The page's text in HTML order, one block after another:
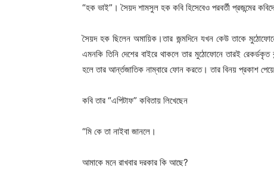
“হক ভাই”। সৈয়দ শামসুল হক কবি হিসেবেও পরবর্তী প্রজন্মের
সৈয়দ হক ছিলেন অমায়িক।তার জন্মদিনে যখন কেউ তাকে
এমনকি তিনি দেশের বাইরে থাকলে তার মুঠোফোনে তারই
হলে তার আর্ন্তজাতিক নাম্বারে ফোন করতে। তার বিনয় প্রকাশ
কবি তার “এপিটাফ” কবিতায় লিখেছেন
“মি কে তা নাইবা জানলে।
আমাকে মনে রাখবার দরকার কি আছে?